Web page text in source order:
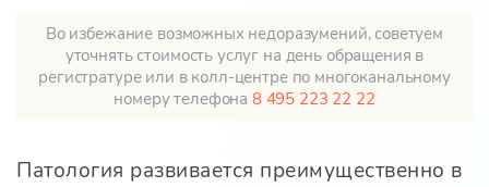
Во избежание возможных недоразумений, советуем
уточнять стоимость услуг на день обращения в
регистратуре или в колл-центре по многоканальному
номеру телефона 8 495 223 22 22
Патология развивается преимущественно в